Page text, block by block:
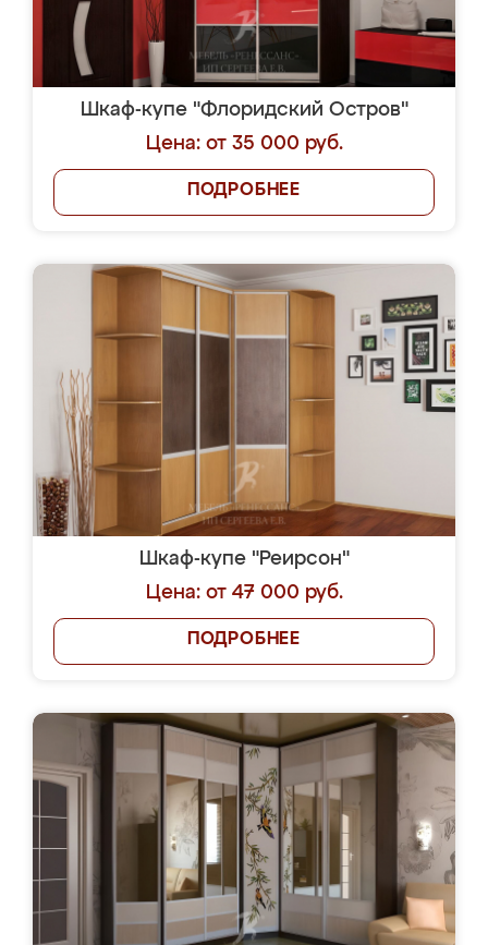
Шкаф-купе "Флоридский Остров"
Цена: от 35 000 руб.
ПОДРОБНЕЕ
Шкаф-купе "Реирсон"
Цена: от 47 000 руб.
ПОДРОБНЕЕ